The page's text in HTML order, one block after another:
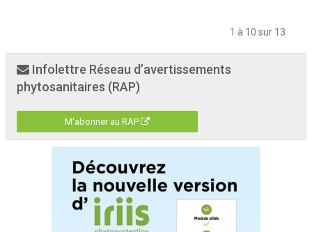
1 à 10 sur 13
Infolettre Réseau d’avertissements
phytosanitaires (RAP)
M'abonner au RAP